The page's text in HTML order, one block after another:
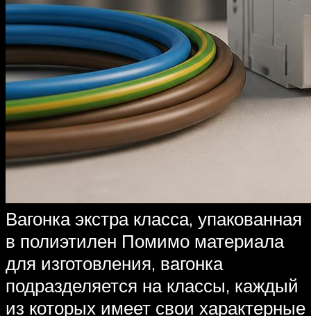
Вагонка экстра класса, упакованная
в полиэтилен Помимо материала
для изготовления, вагонка
подразделяется на классы, каждый
из которых имеет свои характерные